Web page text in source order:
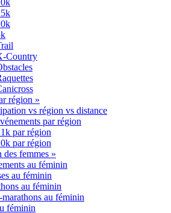
Country
région »
vs région vs distance
par région
par région
par région
des femmes »
au féminin
au féminin
au féminin
au féminin
féminin